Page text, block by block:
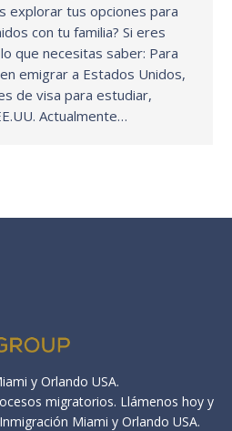
explorar tus opciones para
con tu familia? Si eres
que necesitas saber: Para
emigrar a Estados Unidos,
de visa para estudiar,
Actualmente…
y Orlando USA.
migratorios. Llámenos hoy y
Miami y Orlando USA.